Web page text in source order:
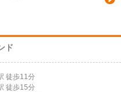
ド
徒歩11分
徒歩15分